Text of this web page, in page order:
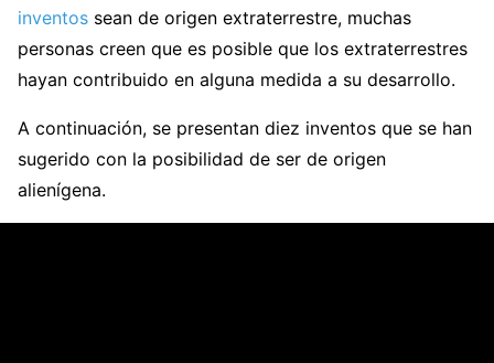
inventos sean de origen extraterrestre, muchas
personas creen que es posible que los extraterrestres
hayan contribuido en alguna medida a su desarrollo.
A continuación, se presentan diez inventos que se han
sugerido con la posibilidad de ser de origen
alienígena.